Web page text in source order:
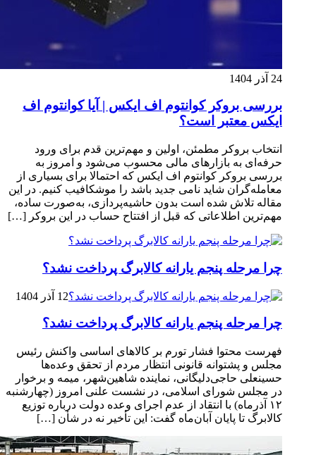
24 آذر 1404
بررسی بروکر کوانتوم اف ایکس | آیا کوانتوم اف
ایکس معتبر است؟
انتخاب بروکر مطمئن، اولین و مهم‌ترین قدم برای ورود
حرفه‌ای به بازارهای مالی محسوب می‌شود و امروز به
بررسی بروکر کوانتوم اف ایکس که احتمالا برای بسیاری از
معامله‌گران شاید نامی جدید باشد را موشکافیب کنیم. در این
مقاله تلاش شده است بدون حاشیه‌پردازی، به‌صورت ساده،
مهم‌ترین اطلاعاتی که قبل از افتتاح حساب در این بروکر […]
چرا مرحله پنجم یارانه کالابرگ پرداخت نشد؟
12 آذر 1404
چرا مرحله پنجم یارانه کالابرگ پرداخت نشد؟
فهرست محتوا فشار تورم بر کالاهای اساسی واکنش رئیس
مجلس و پشتوانه قانونی انتظار مردم از تحقق وعده‌ها
حسینعلی حاجی‌دلیگانی، نماینده شاهین‌شهر، میمه و برخوار
در مجلس شورای اسلامی، در نشست علنی امروز (چهارشنبه
۱۲ آذرماه) با انتقاد از عدم اجرای وعده دولت درباره توزیع
کالابرگ تا پایان آبان‌ماه گفت: این تأخیر نه در شأن […]